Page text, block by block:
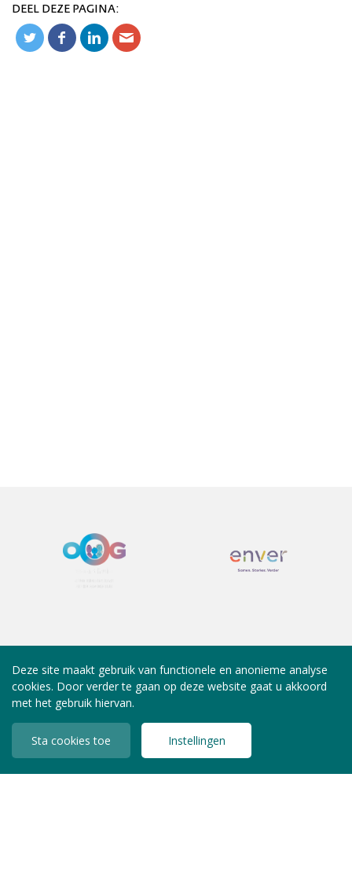
DEEL DEZE PAGINA:
Deze site maakt gebruik van functionele en anonieme analyse
cookies. Door verder te gaan op deze website gaat u akkoord
met het gebruik hiervan.
Sta cookies toe Instellingen